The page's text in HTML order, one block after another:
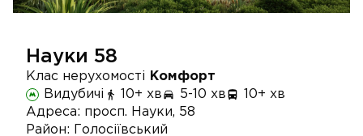
Науки 58
Клас нерухомості
Комфорт
Видубичі
10+ хв 5-10 хв
10+ хв
Адреса: просп. Науки, 58
Район:
Голосіївський